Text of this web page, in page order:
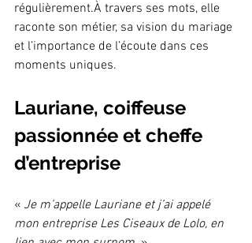
régulièrement.À travers ses mots, elle
raconte son métier, sa vision du mariage
et l’importance de l’écoute dans ces
moments uniques.
Lauriane, coiffeuse
passionnée et cheffe
d’entreprise
« Je m’appelle Lauriane et j’ai appelé
mon entreprise Les Ciseaux de Lolo, en